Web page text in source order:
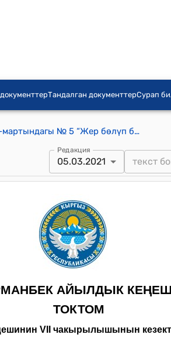
Тандалган документтерСурап
Курманбек айылдык кеңешинин 2021-жылдын 5-мартындагы № 5 “Жер бөлүп берүү жөнүндө” токтому
Редакция
05.03.2021